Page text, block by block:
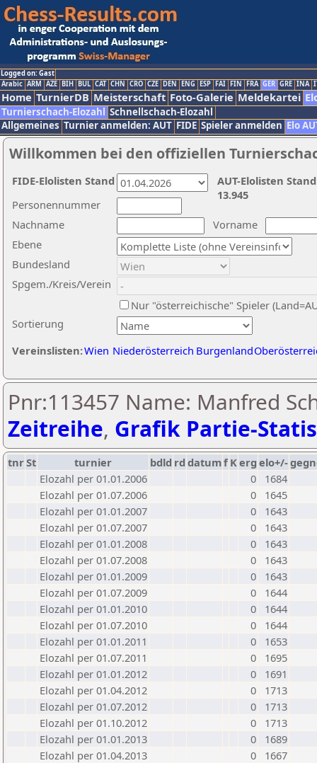
Logged on: Gast
Arabic ARM AZE BIH BUL CAT CHN CRO CZE DEN ENG ESP FAI FIN FRA GER GRE INA
Home TurnierDB Meisterschaft Foto-Galerie Meldekartei
Turnierschach-Elozahl Schnellschach-Elozahl
Allgemeines Turnier anmelden: AUT FIDE Spieler anmelden Elo
Willkommen bei den offiziellen
Nachname
Vorname
Ebene
Sortierung
Personennummer
Bundesland
Spgem./Kreis/Verein
Nur "österreichische" Spieler
Vereinslisten:Wien Niederösterreich Burgenland
AUT-Elolisten
13.945
FIDE-Elolisten Stand
Pnr:113457 Name: Manfred
Zeitreihe, Grafik Partie-
tnrSt turnier bdld rd datumf Kerg elo+/-
Elozahl per 01.01.2006
0
1684
Elozahl per 01.07.2006
0
1645
Elozahl per 01.01.2007
0
1643
Elozahl per 01.07.2007
0
1643
Elozahl per 01.01.2008
0
1643
Elozahl per 01.07.2008
0
1643
Elozahl per 01.01.2009
0
1643
Elozahl per 01.07.2009
0
1644
Elozahl per 01.01.2010
0
1644
Elozahl per 01.07.2010
0
1644
Elozahl per 01.01.2011
0
1653
Elozahl per 01.07.2011
0
1695
Elozahl per 01.01.2012
0
1691
Elozahl per 01.04.2012
0
1713
Elozahl per 01.07.2012
0
1713
Elozahl per 01.10.2012
0
1713
Elozahl per 01.01.2013
0
1689
Elozahl per 01.04.2013
0
1667